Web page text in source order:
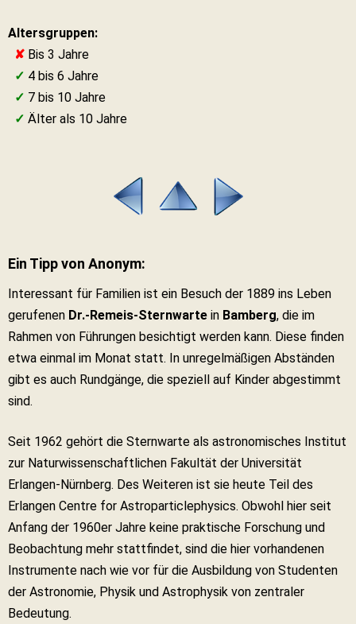
Altersgruppen:
✘ Bis 3 Jahre
✓ 4 bis 6 Jahre
✓ 7 bis 10 Jahre
✓ Älter als 10 Jahre
Ein Tipp von Anonym:
Interessant für Familien ist ein Besuch der 1889 ins Leben
gerufenen Dr.-Remeis-Sternwarte in Bamberg, die im
Rahmen von Führungen besichtigt werden kann. Diese finden
etwa einmal im Monat statt. In unregelmäßigen Abständen
gibt es auch Rundgänge, die speziell auf Kinder abgestimmt
sind.
Seit 1962 gehört die Sternwarte als astronomisches Institut
zur Naturwissenschaftlichen Fakultät der Universität
Erlangen-Nürnberg. Des Weiteren ist sie heute Teil des
Erlangen Centre for Astroparticlephysics. Obwohl hier seit
Anfang der 1960er Jahre keine praktische Forschung und
Beobachtung mehr stattfindet, sind die hier vorhandenen
Instrumente nach wie vor für die Ausbildung von Studenten
der Astronomie, Physik und Astrophysik von zentraler
Bedeutung.